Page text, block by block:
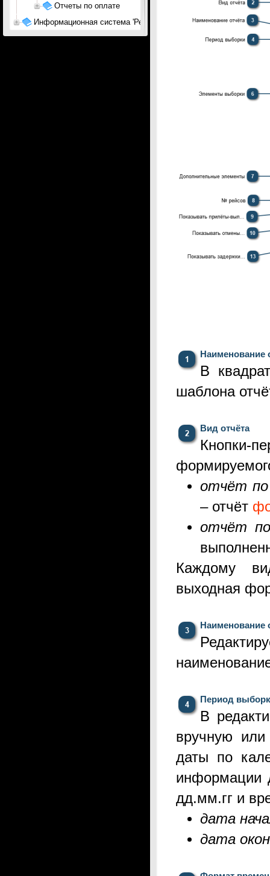
Отчеты по оплате
Информационная система 'Ресурсы АП'
Наименование
В
шаблона
Вид отчёта
Кнопки-
отчёт по
– отчёт
отчёт
Каждому
выходная
Наименование
Период
В
вручную
даты по
информации
дд.мм.гг и
дата
дата